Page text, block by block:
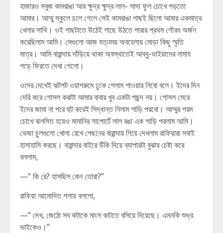
হাজারও সবুজ কামরাঙা আর ক্ষুদ্র ক্ষুদ্র লাল- সাদা ফুল চোখে পড়তো
আমার। আম্মু স্কুলে চলে গেলে সেই কামরাঙা গাছই ছিলো আমার একমাত্র
খেলার সাথি। ওই গাছটাতে উঠেই গাছে উঠতে পারার প্রথম গৌরব অর্জন
করেছিলাম আমি। সেগুলো আজ যত্নময় অবহেলায় মোড়া কিছু স্মৃতি
মাত্র। আমি বারান্দায় দাঁড়িয়ে থাকা অবস্থাতেই আব্বু-ভাইয়াদের নামায
পড়ে ফিরতে দেখা গেলো।
ওদের দেখেই ঝটপট ওয়াশরুমে ঢুকে গেলাম শাওয়ার নিবো বলে। ইদের দিন
দেরি করে গোসল করাটা আমার বাবার খুব একটা পছন্দ নয়। গোসল সেরে
ইদের জামা না পরে হুট করেই সিদ্ধান্ত নিলাম শাড়ি পরবো। আম্মুর গরম
চোখে ঝলসিত হয়েও মামানির সাপোর্টে লাল রঙা এক শাড়ি পরলাম আমি।
ভেজা চুলগুলো খোলা রেখে পেছনের বারান্দায় গিয়ে দেখলাম রাফিয়ারা সবাই
হাসাহাসি করছে। বারান্দার বাইরে উঁকি দিয়ে ব্যাপারটা বুঝার চেষ্টা করে
বললাম,
—” কি রে? হাসছিস কেন তোরা?”
রাফিয়া আমোদিত গলায় বললো,
—” দেখ, জেঠো সব কটাকে মাংস কাটতে বসিয়ে দিয়েছে। এমনকি শুভ্র
ভাইকেও।”